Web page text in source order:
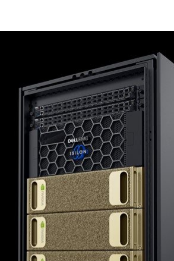
、部署和支援人工智慧。
務和供應鏈裡，但 IT 部門需要以系統
DGX 參考架構，是一種專用於執行這
，為客戶提供了一種通過驗證的方法
人工智慧運算技術部署作業，數量出現